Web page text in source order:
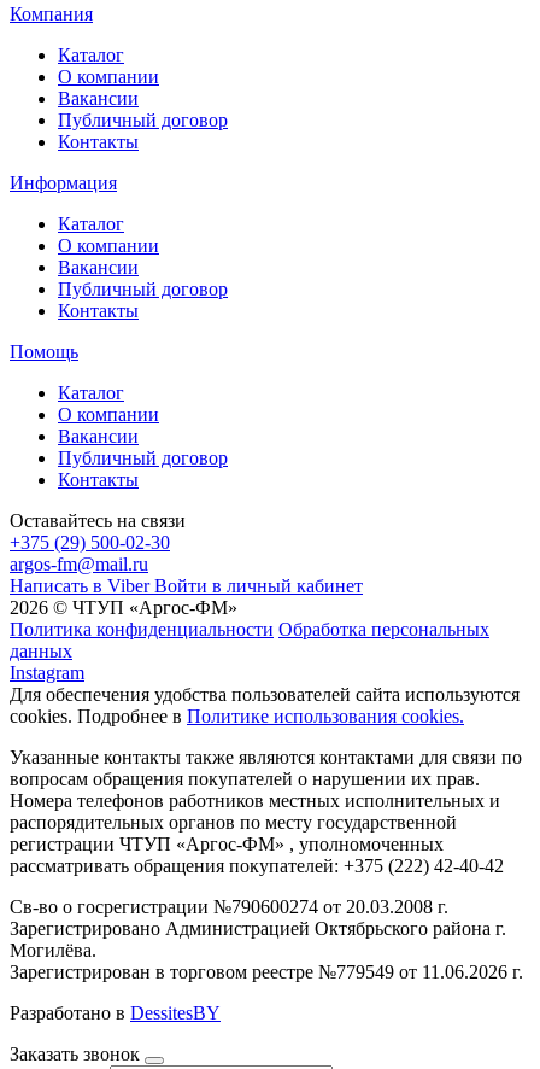
Компания
Каталог
О компании
Вакансии
Публичный договор
Контакты
Информация
Каталог
О компании
Вакансии
Публичный договор
Контакты
Помощь
Каталог
О компании
Вакансии
Публичный договор
Контакты
Оставайтесь на связи
+375 (29) 500-02-30
argos-fm@mail.ru
Написать в Viber Войти в личный кабинет
2026 © ЧТУП «Аргос-ФМ»
Политика конфиденциальности Обработка персональных
данных
Instagram
Для обеспечения удобства пользователей сайта используются
cookies. Подробнее в Политике использования cookies.
Указанные контакты также являются контактами для связи по
вопросам обращения покупателей о нарушении их прав.
Номера телефонов работников местных исполнительных и
распорядительных органов по месту государственной
регистрации ЧТУП «Аргос-ФМ» , уполномоченных
рассматривать обращения покупателей: +375 (222) 42-40-42
Св-во о госрегистрации №790600274 от 20.03.2008 г.
Зарегистрировано Администрацией Октябрьского района г.
Могилёва.
Зарегистрирован в торговом реестре №779549 от 11.06.2026 г.
Разработано в DessitesBY
Заказать звонок